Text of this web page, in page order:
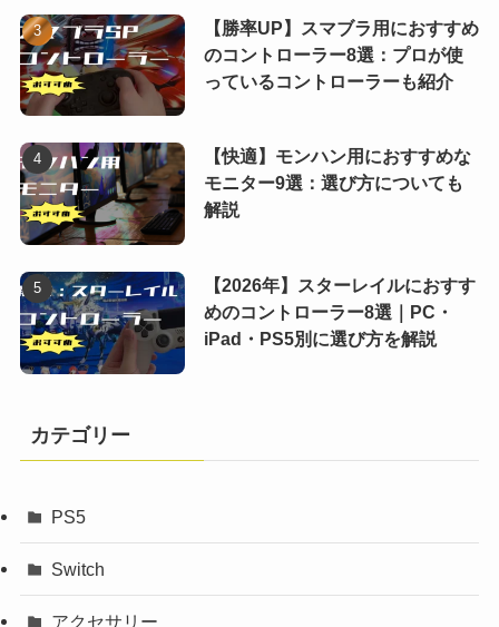
【勝率UP】スマブラ用におすすめ
のコントローラー8選：プロが使
っているコントローラーも紹介
【快適】モンハン用におすすめな
モニター9選：選び方についても
解説
【2026年】スターレイルにおすす
めのコントローラー8選｜PC・
iPad・PS5別に選び方を解説
カテゴリー
PS5
Switch
アクセサリー